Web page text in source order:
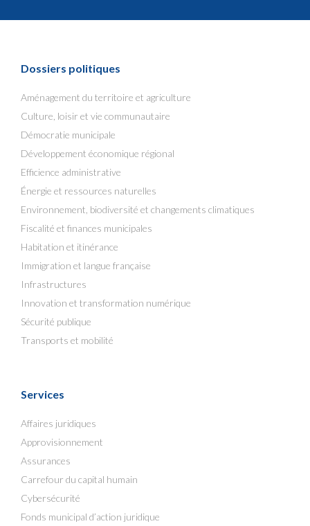
Dossiers politiques
Aménagement du territoire et agriculture
Culture, loisir et vie communautaire
Démocratie municipale
Développement économique régional
Efficience administrative
Énergie et ressources naturelles
Environnement, biodiversité et changements climatiques
Fiscalité et finances municipales
Habitation et itinérance
Immigration et langue française
Infrastructures
Innovation et transformation numérique
Sécurité publique
Transports et mobilité
Services
Affaires juridiques
Approvisionnement
Assurances
Carrefour du capital humain
Cybersécurité
Fonds municipal d’action juridique